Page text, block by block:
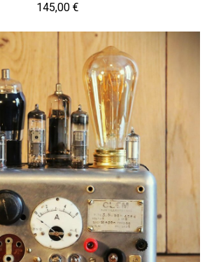
145,00 €